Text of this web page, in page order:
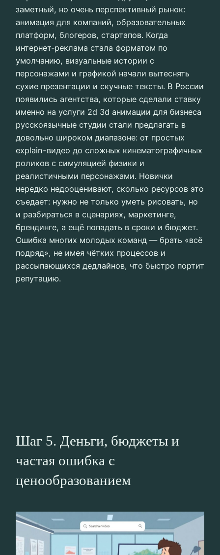
заметный, но очень перспективный рынок:
анимация для компаний, образовательных
платформ, блогеров, стартапов. Когда
интернет‑реклама стала форматом по
умолчанию, визуальные истории с
персонажами и графикой начали вытеснять
сухие презентации и скучные тексты. В России
появились агентства, которые сделали ставку
именно на услуги 2d 3d анимации для бизнеса
русскоязычные студии стали предлагать в
довольно широком диапазоне: от простых
explain-видео до сложных кинематографичных
роликов с симуляцией физики и
реалистичными персонажами. Новички
нередко недооценивают, сколько ресурсов это
съедает: нужно не только уметь рисовать, но
и разбираться в сценариях, маркетинге,
брендинге, а ещё попадать в сроки и бюджет.
Ошибка многих молодых команд — брать «всё
подряд», не имея чётких процессов и
рассыпающихся дедлайнов, что быстро портит
репутацию.
Шаг 5. Деньги, бюджеты и
частая ошибка с
ценообразованием